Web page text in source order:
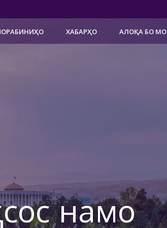
ХАБАРҲО АЛОҚА БО МО
намо